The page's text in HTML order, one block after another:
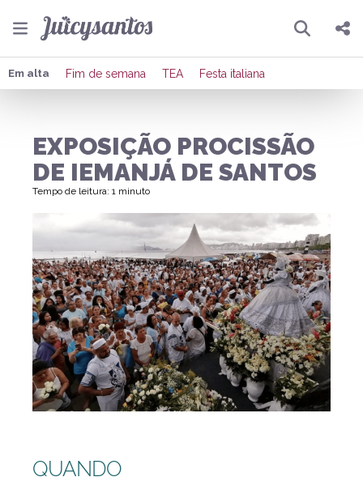
Pesquisar
Compartilhar
Enviar por Whatsapp
Publicar no X
Em alta Fim de semana TEA Festa italiana
EXPOSIÇÃO PROCISSÃO
DE IEMANJÁ DE SANTOS
Tempo de leitura: 1 minuto
QUANDO